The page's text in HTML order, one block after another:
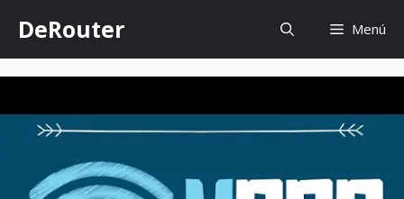
contenido
DeRouter Menú